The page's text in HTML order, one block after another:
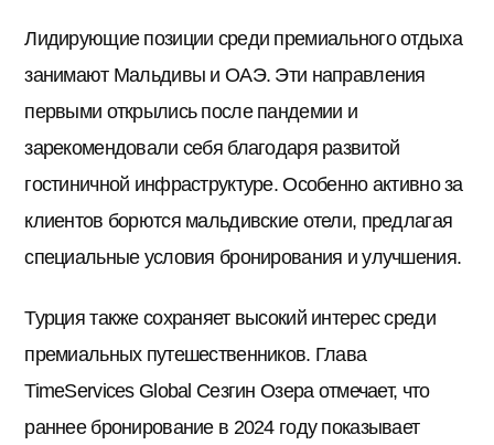
Лидирующие позиции среди премиального отдыха
занимают Мальдивы и ОАЭ. Эти направления
первыми открылись после пандемии и
зарекомендовали себя благодаря развитой
гостиничной инфраструктуре. Особенно активно за
клиентов борются мальдивские отели, предлагая
специальные условия бронирования и улучшения.
Турция также сохраняет высокий интерес среди
премиальных путешественников. Глава
TimeServices Global Сезгин Озера отмечает, что
раннее бронирование в 2024 году показывает